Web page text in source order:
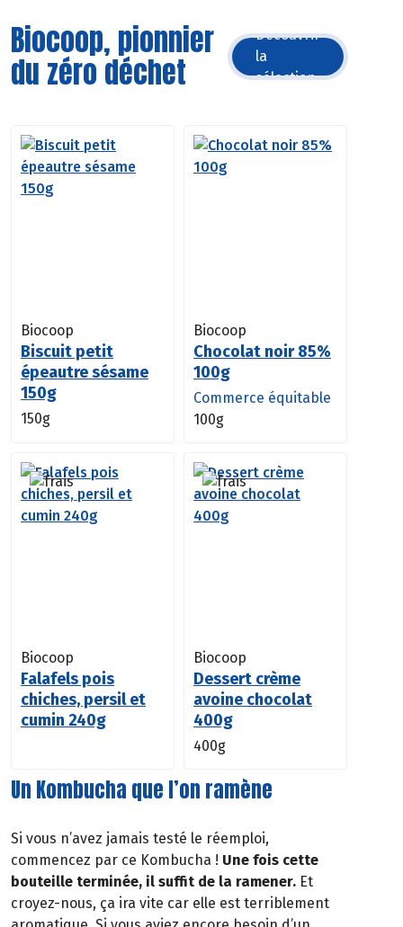
Biocoop, pionnier
du zéro déchet
Découvrir
la
sélection
Biocoop
Biscuit petit
épeautre sésame
150g
150g
Biocoop
Chocolat noir 85%
100g
Commerce équitable
100g
Biocoop
Falafels pois
chiches, persil et
cumin 240g
Biocoop
Dessert crème
avoine chocolat
400g
400g
Un Kombucha que l’on ramène
Si vous n’avez jamais testé le réemploi,
commencez par ce Kombucha ! Une fois cette
bouteille terminée, il suffit de la ramener. Et
croyez-nous, ça ira vite car elle est terriblement